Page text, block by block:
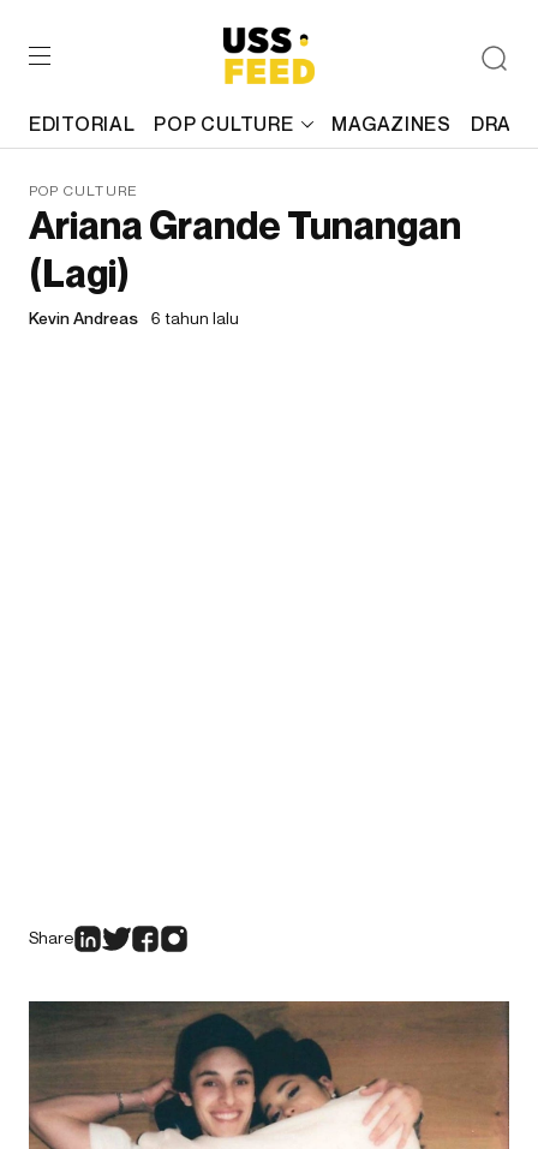
EDITORIAL POP CULTURE MAGAZINES
POP CULTURE
Ariana Grande Tunangan
(Lagi)
Kevin Andreas 6 tahun lalu
Share